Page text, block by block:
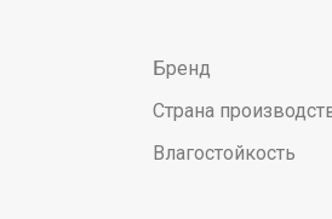
Бренд
Страна
Влагостойкость